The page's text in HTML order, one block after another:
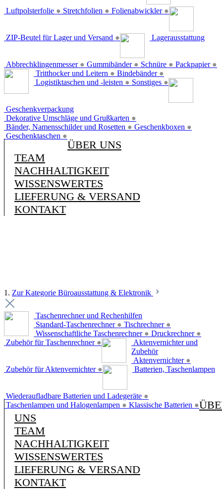
Luftpolsterfolie ● Stretchfolien ● Folienabwickler ●
ZIP-Beutel für Lager und Versand ●
Abbrechklingenmesser ● Gummibänder ● Schnüre ● Packpapier ●
Lagerausstattung
Tritthocker und Leitern ● Bindebänder ●
Logistiktaschen und -leisten ● Sonstiges ●
Geschenkverpackung
Dekorative Umschläge und Grußkarten ●
Bänder, Namensschilder und Rosetten ● Geschenkboxen ●
Geschenktaschen ●
ÜBER UNS
TEAM
NACHHALTIGKEIT
WISSENSWERTES
LIEFERUNG & VERSAND
KONTAKT
1. Zur Kategorie Büroausstattung & Elektronik
Taschenrechner und Rechenhilfen
Standard-Taschenrechner ● Tischrechner ●
Wissenschaftliche Taschenrechner ● Druckrechner ●
Zubehör für Taschenrechner ●
Aktenvernichter und
Zubehör
Aktenvernichter ●
Zubehör für Aktenvernichter ● Batterien, Taschenlampen
Wiederaufladbare Batterien und Ladegeräte ●
Taschenlampen und Halogenlampen ● Klassische Batterien ●
UNS
TEAM
NACHHALTIGKEIT
WISSENSWERTES
LIEFERUNG & VERSAND
KONTAKT